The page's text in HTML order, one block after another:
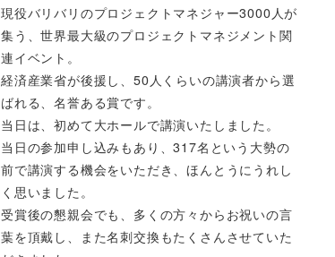
現役バリバリのプロジェクトマネジャー3000人が
集う、世界最大級のプロジェクトマネジメント関
連イベント。
経済産業省が後援し、50人くらいの講演者から選
ばれる、名誉ある賞です。
当日は、初めて大ホールで講演いたしました。
当日の参加申し込みもあり、317名という大勢の
前で講演する機会をいただき、ほんとうにうれし
く思いました。
受賞後の懇親会でも、多くの方々からお祝いの言
葉を頂戴し、また名刺交換もたくさんさせていた